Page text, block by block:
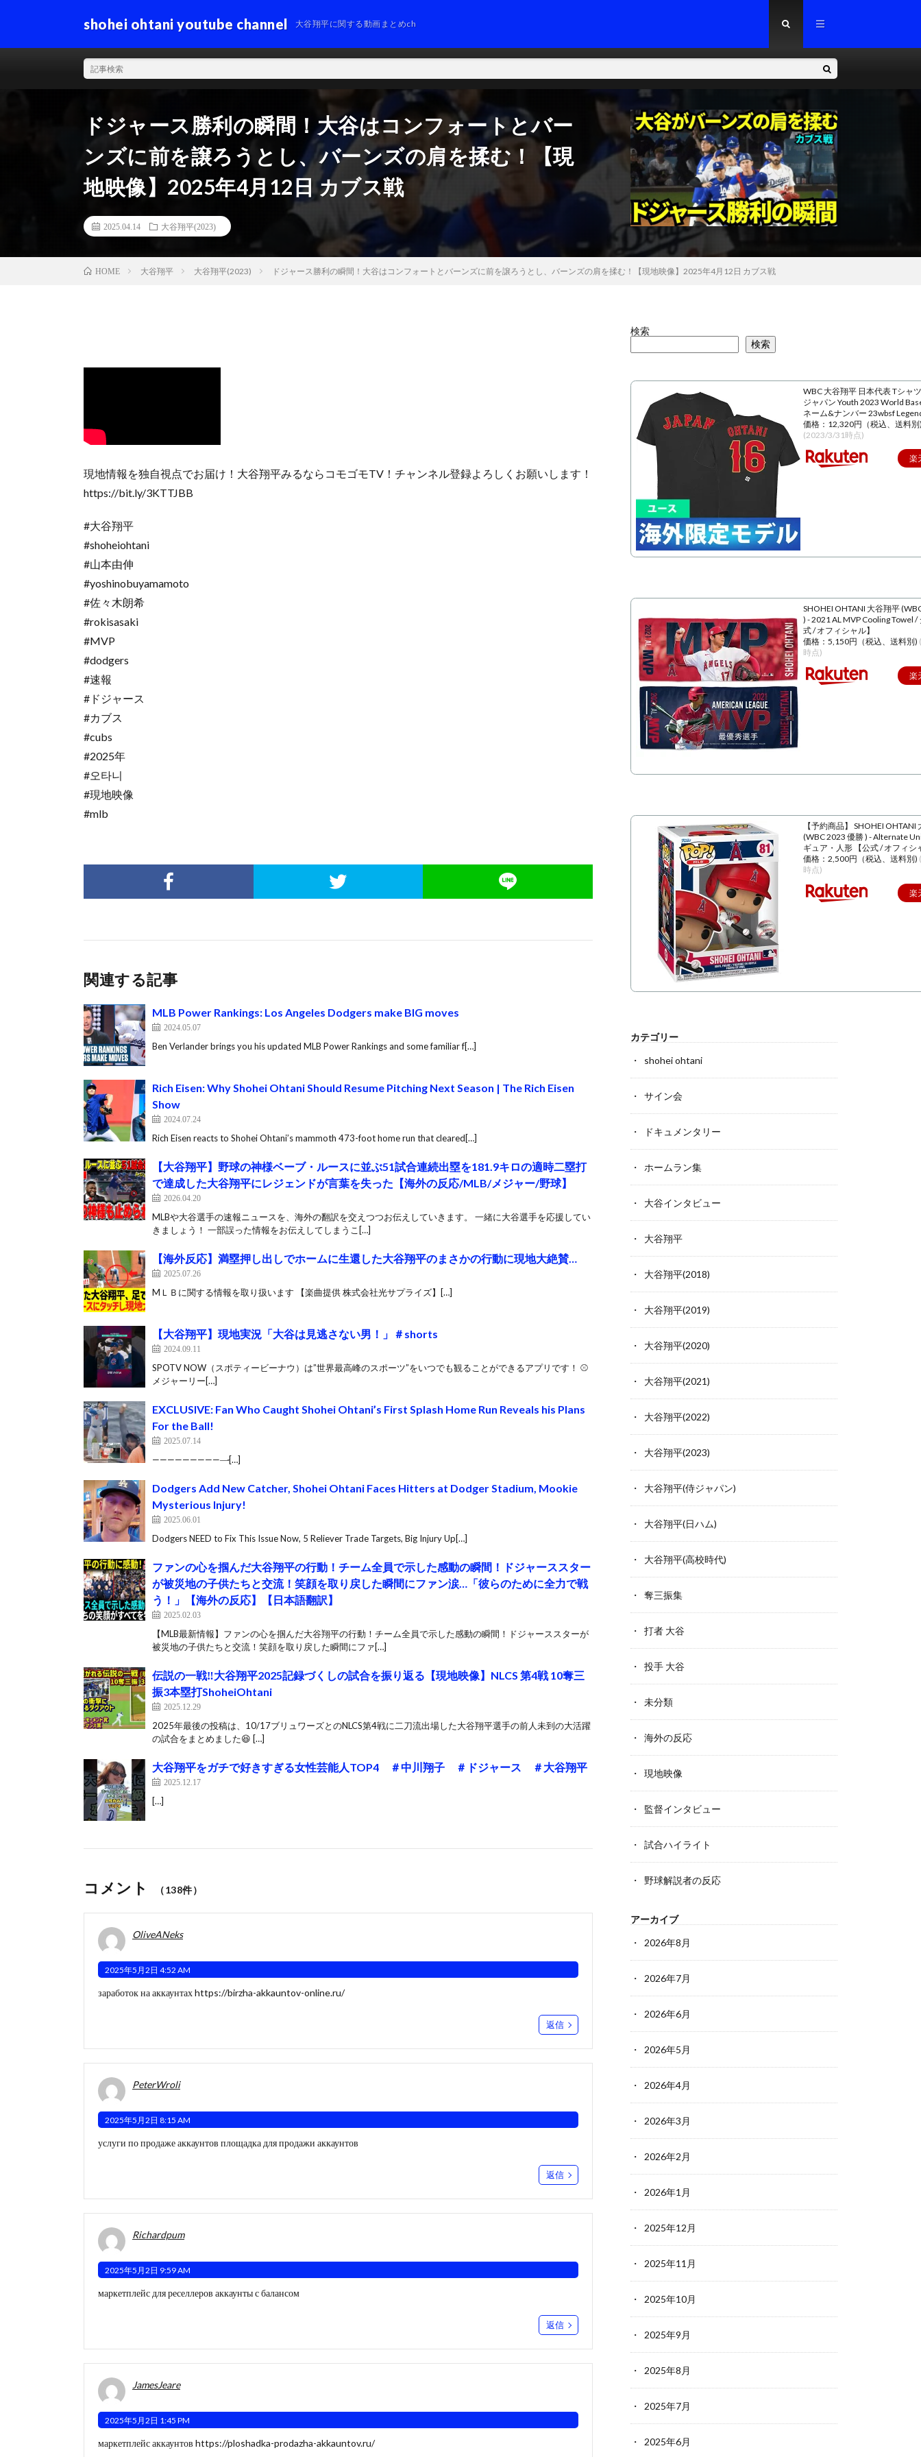
shohei ohtani youtube channel 大谷翔平に関する動画まとめch
ドジャース勝利の瞬間！大谷はコンフォートとバー
ンズに前を譲ろうとし、バーンズの肩を揉む！【現
地映像】2025年4月12日 カブス戦
2025.04.14 大谷翔平(2023)
HOME 大谷翔平 大谷翔平(2023) ドジャース勝利の瞬間！大谷はコンフォートとバーンズに前を譲ろうとし、バーンズの肩を揉む！【現地映像】2025年4月12日 カブス戦
現地情報を独自視点でお届け！大谷翔平みるならコモゴモTV！チャンネル登録よろしくお願いします！
https://bit.ly/3KTTJBB
#大谷翔平
#shoheiohtani
#山本由伸
#yoshinobuyamamoto
#佐々木朗希
#rokisasaki
#MVP
#dodgers
#速報
#ドジャース
#カブス
#cubs
#2025年
#오타니
#現地映像
#mlb
関連する記事
MLB Power Rankings: Los Angeles Dodgers make BIG moves
2024.05.07
Ben Verlander brings you his updated MLB Power Rankings and some familiar f[…]
Rich Eisen: Why Shohei Ohtani Should Resume Pitching Next Season | The Rich Eisen
Show
2024.07.24
Rich Eisen reacts to Shohei Ohtani’s mammoth 473-foot home run that cleared[…]
【大谷翔平】野球の神様ベーブ・ルースに並ぶ51試合連続出塁を181.9キロの適時二塁打
で達成した大谷翔平にレジェンドが言葉を失った【海外の反応/MLB/メジャー/野球】
2026.04.20
MLBや大谷選手の速報ニュースを、海外の翻訳を交えつつお伝えしていきます。 一緒に大谷選手を応援してい
きましょう！ 一部誤った情報をお伝えしてしまうこ[…]
【海外反応】満塁押し出しでホームに生還した大谷翔平のまさかの行動に現地大絶賛…
2025.07.26
MＬＢに関する情報を取り扱います 【楽曲提供 株式会社光サプライズ】[…]
【大谷翔平】現地実況「大谷は見逃さない男！」＃shorts
2024.09.11
SPOTV NOW（スポティービーナウ）は”世界最高峰のスポーツ”をいつでも観ることができるアプリです！ ⚾️
メジャーリー[…]
EXCLUSIVE: Fan Who Caught Shohei Ohtani’s First Splash Home Run Reveals his Plans
For the Ball!
2025.07.14
——————————̵[…]
Dodgers Add New Catcher, Shohei Ohtani Faces Hitters at Dodger Stadium, Mookie
Mysterious Injury!
2025.06.01
Dodgers NEED to Fix This Issue Now, 5 Reliever Trade Targets, Big Injury Up[…]
ファンの心を掴んだ大谷翔平の行動！チーム全員で示した感動の瞬間！ドジャーススター
が被災地の子供たちと交流！笑顔を取り戻した瞬間にファン涙…「彼らのために全力で戦
う！」【海外の反応】【日本語翻訳】
2025.02.03
【MLB最新情報】ファンの心を掴んだ大谷翔平の行動！チーム全員で示した感動の瞬間！ドジャーススターが
被災地の子供たちと交流！笑顔を取り戻した瞬間にファ[…]
伝説の一戦‼️大谷翔平2025記録づくしの試合を振り返る【現地映像】NLCS 第4戦 10奪三
振3本塁打ShoheiOhtani
2025.12.29
2025年最後の投稿は、10/17ブリュワーズとのNLCS第4戦に二刀流出場した大谷翔平選手の前人未到の大活躍
の試合をまとめました😆 […]
大谷翔平をガチで好きすぎる女性芸能人TOP4 ＃中川翔子 ＃ドジャース ＃大谷翔平
2025.12.17
[…]
コメント （138件）
OliveANeks
2025年5月2日 4:52 AM
заработок на аккаунтахhttps://birzha-akkauntov-online.ru/
返信
PeterWroli
2025年5月2日 8:15 AM
услуги по продаже аккаунтов площадка для продажи аккаунтов
返信
Richardpum
2025年5月2日 9:59 AM
маркетплейс для реселлеров аккаунты с балансом
返信
JamesJeare
2025年5月2日 1:45 PM
маркетплейс аккаунтов https://ploshadka-prodazha-akkauntov.ru/
検索
検索
WBC 大谷翔平 日本代表 Tシャ
ジャパン Youth 2023 World
ネーム&ナンバー 23wbsf
価格：12,320円（税込、送料別
(2023/3/31時点)
楽
SHOHEI OHTANI 大谷翔平
) - 2021 AL MVP Cooling Towel /
式 / オフィシャル】
価格：5,150円（税込、送料別)
時点)
楽
【予約商品】 SHOHEI OHTANI
(WBC 2023 優勝 ) - Alternate
ギュア・人形 【公式 / オフィシ
価格：2,500円（税込、送料別)
時点)
楽
カテゴリー
shohei ohtani
サイン会
ドキュメンタリー
ホームラン集
大谷インタビュー
大谷翔平
大谷翔平(2018)
大谷翔平(2019)
大谷翔平(2020)
大谷翔平(2021)
大谷翔平(2022)
大谷翔平(2023)
大谷翔平(侍ジャパン)
大谷翔平(日ハム)
大谷翔平(高校時代)
奪三振集
打者 大谷
投手 大谷
未分類
海外の反応
現地映像
監督インタビュー
試合ハイライト
野球解説者の反応
アーカイブ
2026年8月
2026年7月
2026年6月
2026年5月
2026年4月
2026年3月
2026年2月
2026年1月
2025年12月
2025年11月
2025年10月
2025年9月
2025年8月
2025年7月
2025年6月